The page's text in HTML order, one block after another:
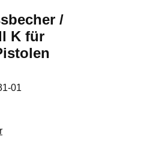
/
K für
01